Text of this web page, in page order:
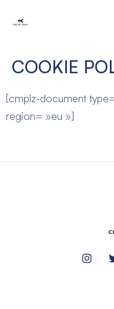
COOKIE
[cmplz-document
region= »eu »]